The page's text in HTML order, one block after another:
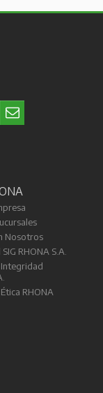
Nosotros
RHONA S.A.
RHONA